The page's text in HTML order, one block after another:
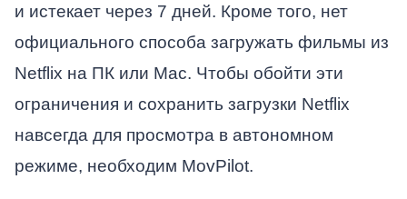
и истекает через 7 дней. Кроме того, нет
официального способа загружать фильмы из
Netflix на ПК или Mac. Чтобы обойти эти
ограничения и сохранить загрузки Netflix
навсегда для просмотра в автономном
режиме, необходим MovPilot.